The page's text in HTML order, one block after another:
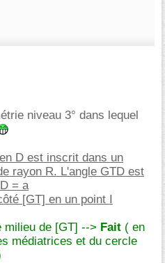
niveau 3° dans lequel
D est inscrit dans un
rayon R. L'angle GTD est
= a
[GT] en un point I
milieu de [GT] --> Fait ( en
médiatrices et du cercle